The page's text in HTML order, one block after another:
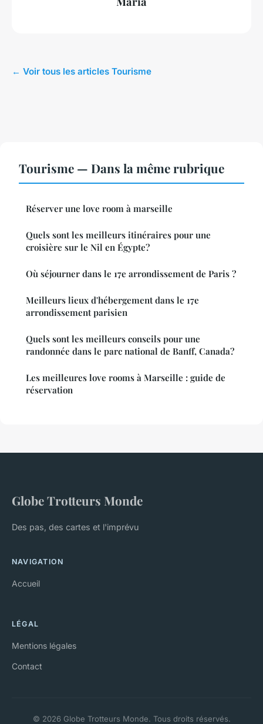
← Voir tous les articles Tourisme
Tourisme — Dans la même rubrique
Réserver une love room à marseille
Quels sont les meilleurs itinéraires pour une
croisière sur le Nil en Égypte?
Où séjourner dans le 17e arrondissement de Paris ?
Meilleurs lieux d'hébergement dans le 17e
arrondissement parisien
Quels sont les meilleurs conseils pour une
randonnée dans le parc national de Banff, Canada?
Les meilleures love rooms à Marseille : guide de
réservation
Globe Trotteurs Monde
Des pas, des cartes et l'imprévu
NAVIGATION
Accueil
LÉGAL
Mentions légales
Contact
© 2026 Globe Trotteurs Monde. Tous droits réservés.